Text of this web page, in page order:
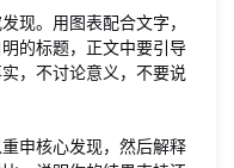
现。用图表配合文字，
的标题，正文中要引导
，不讨论意义，不要说
申核心发现，然后解释